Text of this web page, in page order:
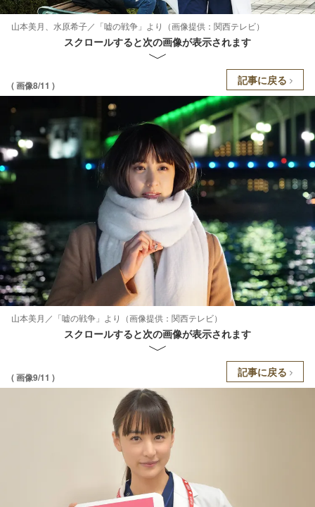
山本美月、水原希子／「嘘の戦争」より（画像提供：関西テレビ）
スクロールすると次の画像が表示されます
( 画像8/11 ) 記事に戻る
山本美月／「嘘の戦争」より（画像提供：関西テレビ）
スクロールすると次の画像が表示されます
( 画像9/11 ) 記事に戻る